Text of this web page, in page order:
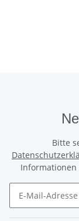
Bitte
Informationen